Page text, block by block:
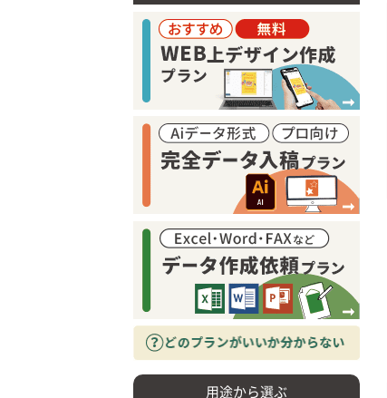
用途から選ぶ